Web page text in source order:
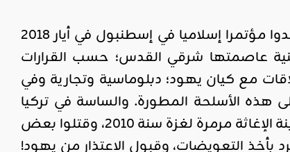
أما بخصوص قضية فلسطين فإن أردوغان وحاشيته من ساسة تركيا قد عقدوا مؤتمرا إسلاميا في إسطنبول في أيار 2018
عاصمتها شرقي القدس؛ حسب القرارات
مع كيان يهود؛ دبلوماسية وتجارية وفي
هذه الأسلحة المطورة. والساسة في تركيا
سمحوا لكيان يهود بفتح سفارة لهم في تركيا. وعندما اعتدى يهود على سفينة الإغاثة مرمرة لغزة سنة 2010، وقتلوا بعض
بأخذ التعويضات، وقبول الاعتذار من يهود!